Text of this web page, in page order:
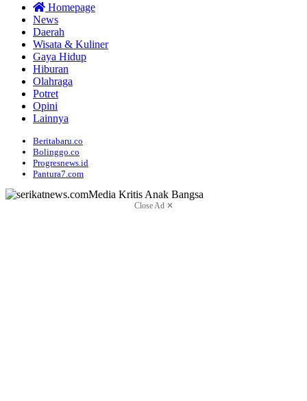
Homepage
News
Daerah
Wisata & Kuliner
Gaya Hidup
Hiburan
Olahraga
Potret
Opini
Lainnya
Beritabaru.co
Bolinggo.co
Progresnews.id
Pantura7.com
Close Ad ✕